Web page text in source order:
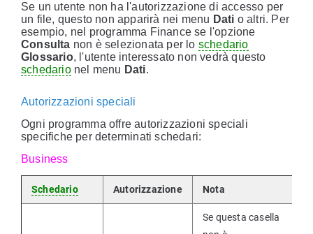
Se un utente non ha l'autorizzazione di accesso per
un file, questo non apparirà nei menu Dati o altri. Per
esempio, nel programma Finance se l'opzione
Consulta non è selezionata per lo schedario
Glossario, l'utente interessato non vedrà questo
schedarionel menu Dati.
Autorizzazioni speciali
Ogni programma offre autorizzazioni speciali
specifiche per determinati schedari:
Business
Schedario Autorizzazione Nota
Se questa casella